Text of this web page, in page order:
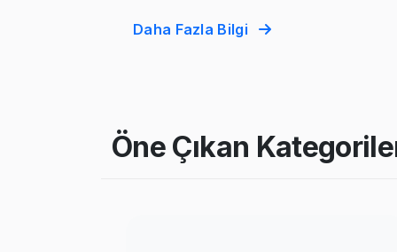
Daha Fazla Bilgi
Öne Çıkan